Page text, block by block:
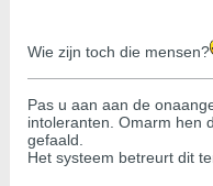
Wie zijn toch die mensen?
Pas u aan aan de
intoleranten. Omarm hen
gefaald.
Het systeem betreurt dit